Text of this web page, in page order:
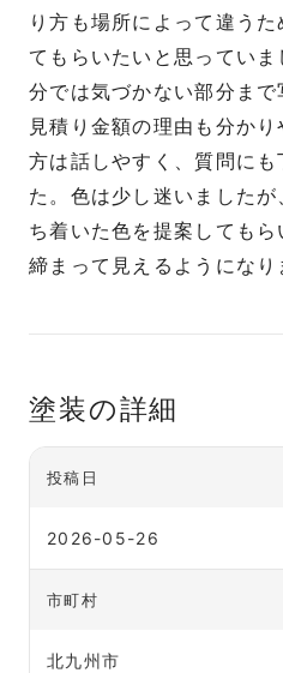
り方も場所によって違う
てもらいたいと思ってい
分では気づかない部分まで
見積り金額の理由も分か
方は話しやすく、質問に
た。色は少し迷いました
ち着いた色を提案しても
締まって見えるようになり
塗装の詳細
投稿日
2026-05-26
市町村
北九州市